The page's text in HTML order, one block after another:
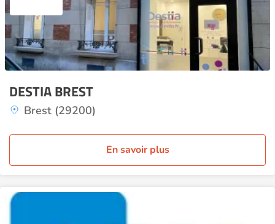
DESTIA BREST
Brest (29200)
En savoir plus